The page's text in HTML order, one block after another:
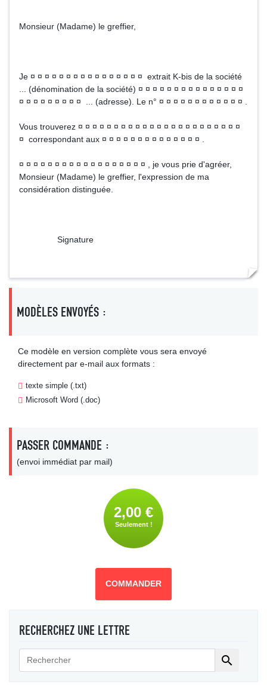
Monsieur (Madame) le greffier,
Je ¤ ¤ ¤ ¤ ¤ ¤ ¤ ¤ ¤ ¤ ¤ ¤ ¤ ¤ ¤ ¤ extrait K-bis de la société
... (dénomination de la société) ¤ ¤ ¤ ¤ ¤ ¤ ¤ ¤ ¤ ¤ ¤ ¤ ¤ ¤ ¤
¤ ¤ ¤ ¤ ¤ ¤ ¤ ¤ ¤ ... (adresse). Le n° ¤ ¤ ¤ ¤ ¤ ¤ ¤ ¤ ¤ ¤ ¤ ¤ .
Vous trouverez ¤ ¤ ¤ ¤ ¤ ¤ ¤ ¤ ¤ ¤ ¤ ¤ ¤ ¤ ¤ ¤ ¤ ¤ ¤ ¤ ¤ ¤ ¤
¤ correspondant aux ¤ ¤ ¤ ¤ ¤ ¤ ¤ ¤ ¤ ¤ ¤ ¤ ¤ ¤ .
¤ ¤ ¤ ¤ ¤ ¤ ¤ ¤ ¤ ¤ ¤ ¤ ¤ ¤ ¤ ¤ ¤ ¤ , je vous prie d'agréer,
Monsieur (Madame) le greffier, l'expression de ma
considération distinguée.
Signature
MODÈLES ENVOYÉS :
Ce modèle en version complète vous sera envoyé
directement par e-mail aux formats :
texte simple (.txt)
Microsoft Word (.doc)
PASSER COMMANDE :
(envoi immédiat par mail)
2,00 €
Seulement !
COMMANDER
RECHERCHEZ UNE LETTRE
